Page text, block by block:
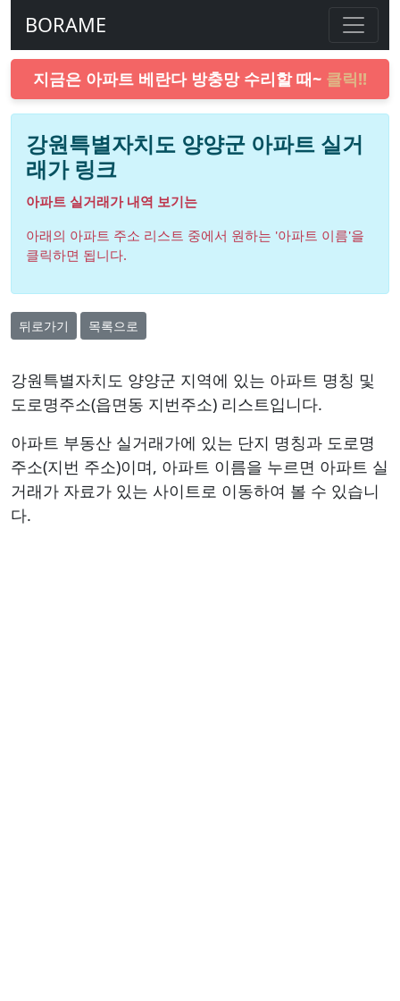
BORAME
지금은 아파트 베란다 방충망 수리할 때~ 클릭!!
강원특별자치도 양양군 아파트 실거
래가 링크
아파트 실거래가 내역 보기는
아래의 아파트 주소 리스트 중에서 원하는 '아파트 이름'을
클릭하면 됩니다.
뒤로가기 목록으로
강원특별자치도 양양군 지역에 있는 아파트 명칭 및
도로명주소(읍면동 지번주소) 리스트입니다.
아파트 부동산 실거래가에 있는 단지 명칭과 도로명
주소(지번 주소)이며, 아파트 이름을 누르면 아파트 실
거래가 자료가 있는 사이트로 이동하여 볼 수 있습니
다.